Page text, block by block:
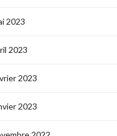
2023
2023
2023
2023